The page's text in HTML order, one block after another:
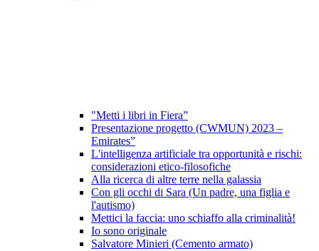
"Metti i libri in Fiera”
Presentazione progetto (CWMUN) 2023 –
Emirates”
L'intelligenza artificiale tra opportunità e rischi:
considerazioni etico-filosofiche
Alla ricerca di altre terre nella galassia
Con gli occhi di Sara (Un padre, una figlia e
l'autismo)
Mettici la faccia: uno schiaffo alla criminalità!
Io sono originale
Salvatore Minieri (Cemento armato)